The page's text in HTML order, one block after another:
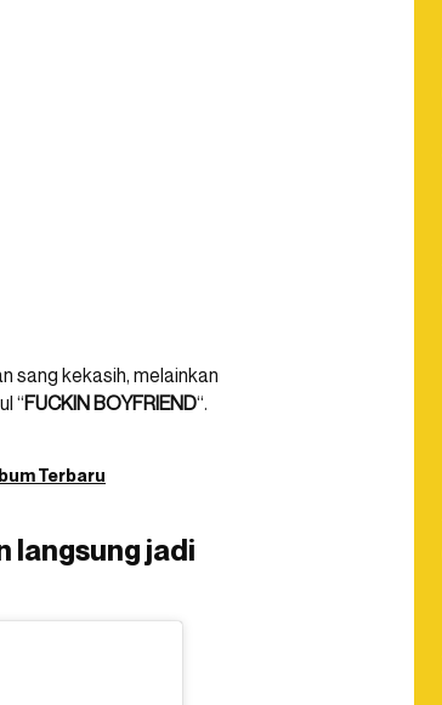
sang kekasih, melainkan
“FUCKIN BOYFRIEND“.
Terbaru
langsung jadi